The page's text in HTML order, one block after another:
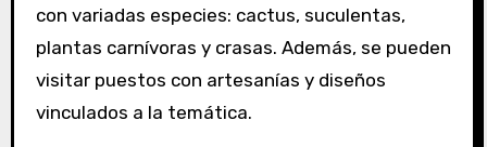
con variadas especies: cactus, suculentas,
plantas carnívoras y crasas. Además, se pueden
visitar puestos con artesanías y diseños
vinculados a la temática.